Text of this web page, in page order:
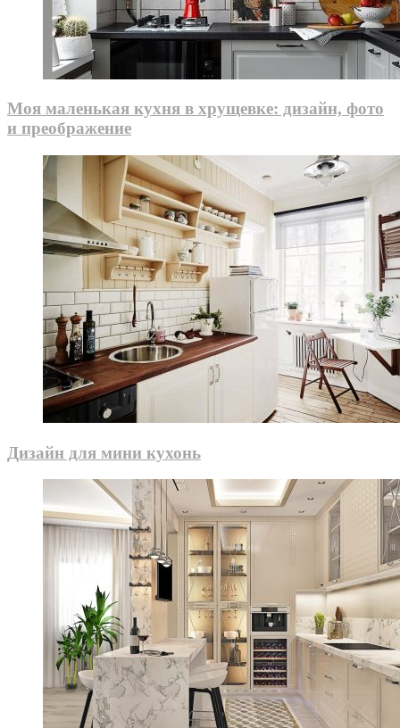
Моя маленькая кухня в хрущевке: дизайн, фото
и преображение
Дизайн для мини кухонь